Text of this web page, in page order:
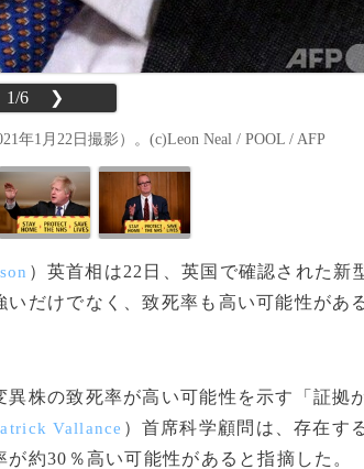
1/6 ❯
年1月22日撮影）。(c)Leon Neal / POOL / AFP
）英首相は22日、英国で確認された新
だけでなく、致死率も高い可能性があ
株の致死率が高い可能性を示す「証拠
Vallance ）首席科学顧問は、存在す
約30％高い可能性があると指摘した。